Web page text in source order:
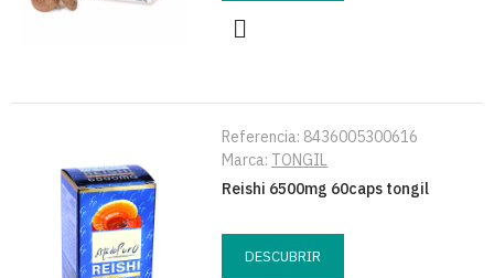
Referencia: 8436005300616
Marca: TONGIL
Reishi 6500mg 60caps tongil
DESCUBRIR